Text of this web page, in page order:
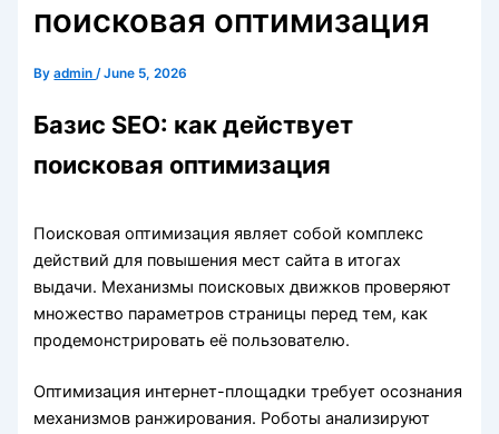
поисковая оптимизация
Byadmin/June 5, 2026
Базис SEO: как действует
поисковая оптимизация
Поисковая оптимизация являет собой комплекс
действий для повышения мест сайта в итогах
выдачи. Механизмы поисковых движков проверяют
множество параметров страницы перед тем, как
продемонстрировать её пользователю.
Оптимизация интернет-площадки требует осознания
механизмов ранжирования. Роботы анализируют